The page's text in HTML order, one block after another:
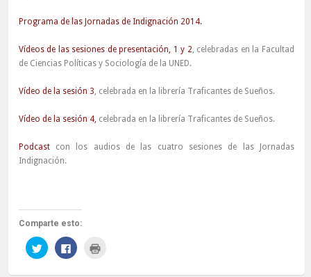
Programa de las Jornadas de Indignación 2014.
Vídeos de las sesiones de presentación, 1 y 2, celebradas en la Facultad
de Ciencias Políticas y Sociología de la UNED.
Vídeo de la sesión 3, celebrada en la librería Traficantes de Sueños.
Vídeo de la sesión 4, celebrada en la librería Traficantes de Sueños.
Podcastcon los audios de las cuatro sesiones de las Jornadas
Indignación.
Comparte esto:
Haz
clic
para
Haz
clic